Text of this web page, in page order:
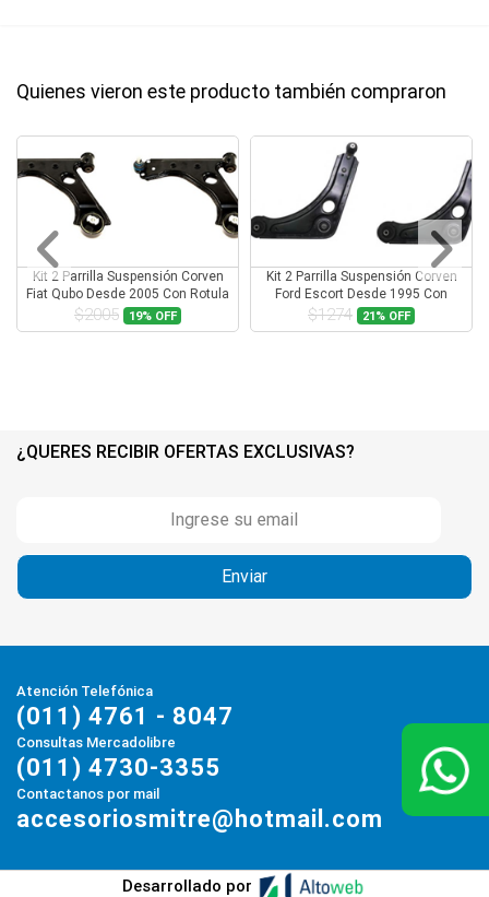
Quienes vieron este producto también compraron
Kit 2 Parrilla Suspensión Corven
Fiat Qubo Desde 2005 Con Rotula
$2005 19% OFF
Kit 2 Parrilla Suspensión Corven
Ford Escort Desde 1995 Con
Rotula
$1274 21% OFF
¿QUERES RECIBIR OFERTAS EXCLUSIVAS?
Atención Telefónica
(011) 4761 - 8047
Consultas Mercadolibre
(011) 4730-3355
Contactanos por mail
accesoriosmitre@hotmail.com
Desarrollado por